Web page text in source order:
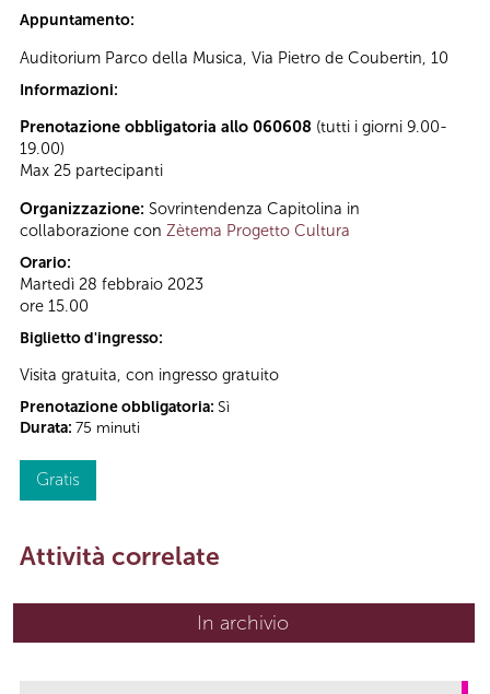
Appuntamento:
Auditorium Parco della Musica, Via Pietro de Coubertin, 10
Informazioni:
Prenotazione obbligatoria allo 060608 (tutti i giorni 9.00-
19.00)
Max 25 partecipanti
Organizzazione: Sovrintendenza Capitolina in
collaborazione con Zètema Progetto Cultura
Orario:
Martedì 28 febbraio 2023
ore 15.00
Biglietto d'ingresso:
Visita gratuita, con ingresso gratuito
Prenotazione obbligatoria: Sì
Durata: 75 minuti
Gratis
Attività correlate
In archivio